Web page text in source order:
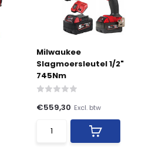
Milwaukee
Slagmoersleutel 1/2"
745Nm
€559,30 Excl. btw